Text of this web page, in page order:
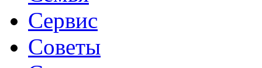
Сервис
Советы